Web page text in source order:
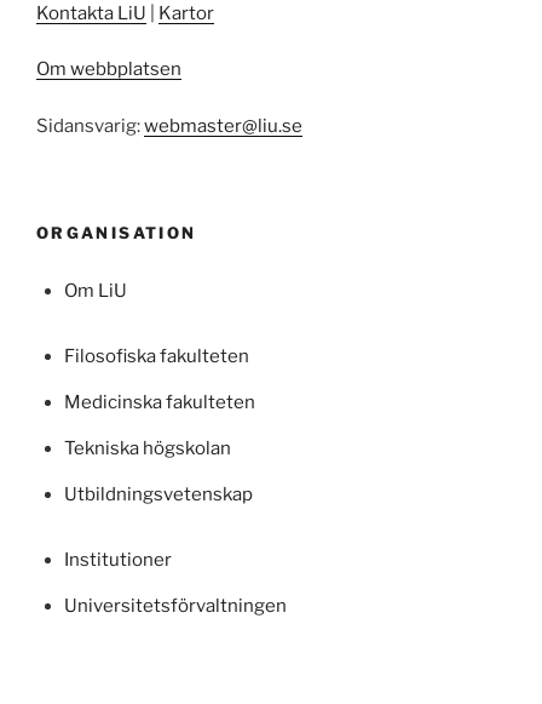
Kontakta LiU Kartor
Om webbplatsen
Sidansvarig:webmaster@liu.se
ORGANISATION
Om LiU
Filosofiska fakulteten
Medicinska fakulteten
Tekniska högskolan
Utbildningsvetenskap
Institutioner
Universitetsförvaltningen